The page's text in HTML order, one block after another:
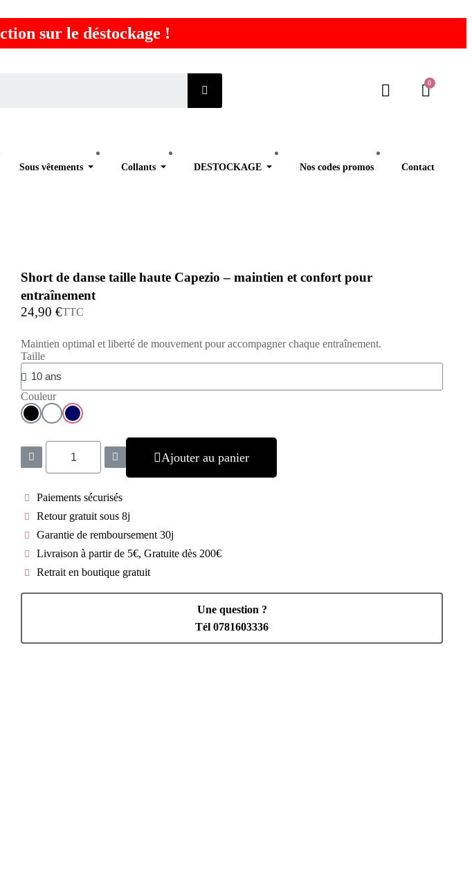
sur le déstockage !
Sous vêtements Collants DESTOCKAGE Nos codes promos Contact
Short de danse taille haute Capezio – maintien et confort pour
entraînement
24,90 €TTC
Maintien optimal et liberté de mouvement pour accompagner chaque entraînement.
Taille
Couleur
Ajouter au panier
Paiements sécurisés
Retour gratuit sous 8j
Garantie de remboursement 30j
Livraison à partir de 5€, Gratuite dès 200€
Retrait en boutique gratuit
Une question ?
Tél 0781603336